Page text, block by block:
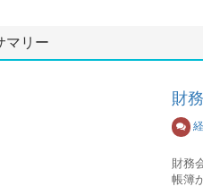
マリー
財
財務
帳簿